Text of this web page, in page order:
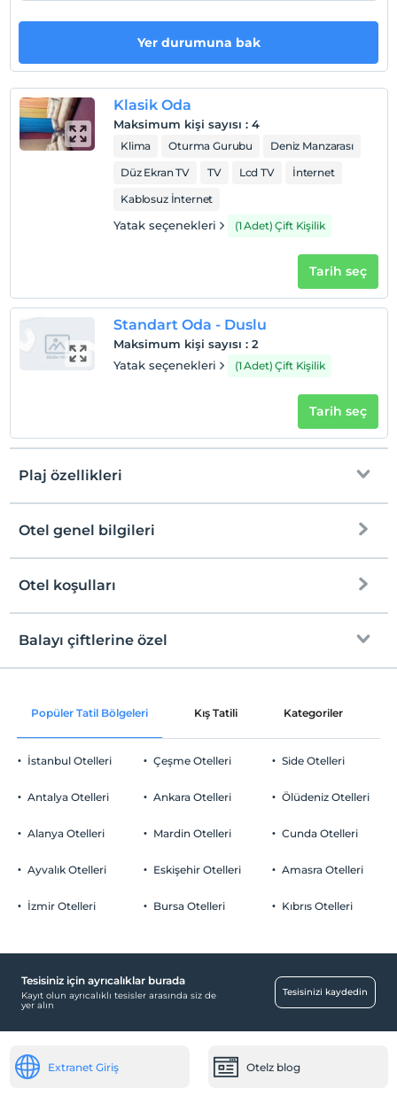
Check/in
Check/out
En geç saat 12:00 ve öncesi
Evcil hayvan kabul edilmemektedir.
Odalarda sigara içilmez
Yer durumuna bak
Klasik Oda
Maksimum kişi sayısı : 4
Klima Oturma Gurubu
Deniz Manzarası
Düz Ekran TV
TV Lcd TV
İnternet
Kablosuz İnternet
Yatak seçenekleri (1 Adet) Çift Kişilik
Tarih seç
Standart Oda - Duslu
Maksimum kişi sayısı : 2
Yatak seçenekleri
(1 Adet) Çift Kişilik
Tarih seç
Plaj özellikleri
Halka açık plaj
Kıyıdan itibaren derin deniz
Kıyıda sığ deniz
Plaj Havlusu
Otel genel bilgileri
Ücretsiz Wi-fi
Otopark (Tesis disinda)
Cafe Türk
Aktiviteler
Çalışma Alanları
Otel koşulları
Check/in
En erken saat 13:00 ve sonrası
Check/out
Evcil Hayvan
Sigara
Çocuklar
Tesisin ücretsiz çocuk politkası yoktur
Balayı çiftlerine özel
Oda süslemesi
Odaya günlük gazete servisi
rezervasyon
Popüler Tatil Bölgeleri Kış Tatili Kategoriler
İstanbul Otelleri
Antalya Otelleri
Alanya Otelleri
Ayvalık Otelleri
İzmir Otelleri
Çeşme Otelleri
Ankara Otelleri
Mardin Otelleri
Eskişehir Otelleri
Bursa Otelleri
Side Otelleri
Ölüdeniz Otelleri
Cunda Otelleri
Amasra Otelleri
Kıbrıs Otelleri
Tesisiniz için ayrıcalıklar burada
Kayıt olun ayrıcalıklı tesisler arasında siz de
yer alın
Tesisinizi kaydedin
Extranet Giriş Otelz blog